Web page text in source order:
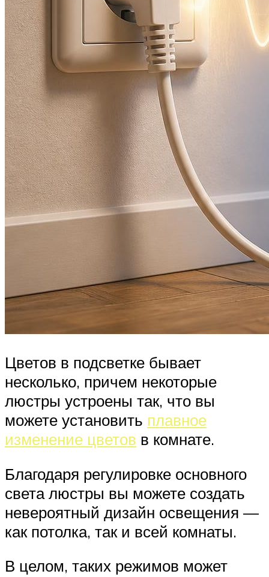
Цветов в подсветке бывает
несколько, причем некоторые
люстры устроены так, что вы
можете установить плавное
изменение цветов в комнате.
Благодаря регулировке основного
света люстры вы можете создать
невероятный дизайн освещения —
как потолка, так и всей комнаты.
В целом, таких режимов может